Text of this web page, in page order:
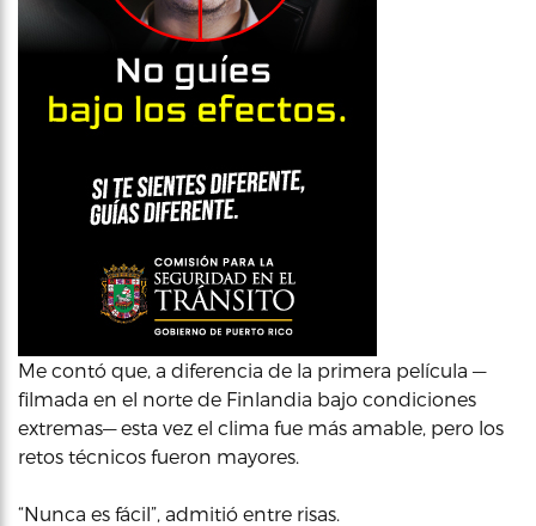
Me contó que, a diferencia de la primera película —
filmada en el norte de Finlandia bajo condiciones
extremas— esta vez el clima fue más amable, pero los
retos técnicos fueron mayores.
“Nunca es fácil”, admitió entre risas.